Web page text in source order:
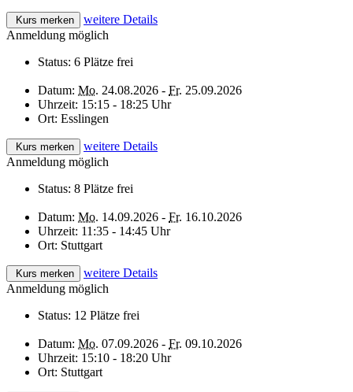
Kurs merken
weitere Details
Anmeldung möglich
Status: 6 Plätze frei
Datum: Mo. 24.08.2026 - Fr. 25.09.2026
Uhrzeit: 15:15 - 18:25 Uhr
Ort: Esslingen
Kurs merken
weitere Details
Anmeldung möglich
Status: 8 Plätze frei
Datum: Mo. 14.09.2026 - Fr. 16.10.2026
Uhrzeit: 11:35 - 14:45 Uhr
Ort: Stuttgart
Kurs merken
weitere Details
Anmeldung möglich
Status: 12 Plätze frei
Datum: Mo. 07.09.2026 - Fr. 09.10.2026
Uhrzeit: 15:10 - 18:20 Uhr
Ort: Stuttgart